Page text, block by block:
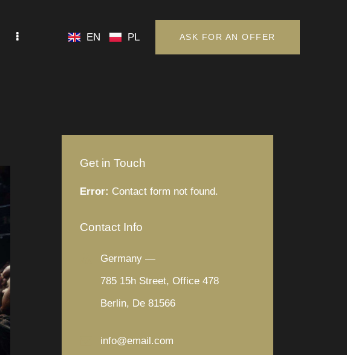
EN PL ASK FOR AN OFFER
Get in Touch
Error: Contact form not found.
Contact Info
Germany —
785 15h Street, Office 478
Berlin, De 81566
info@email.com